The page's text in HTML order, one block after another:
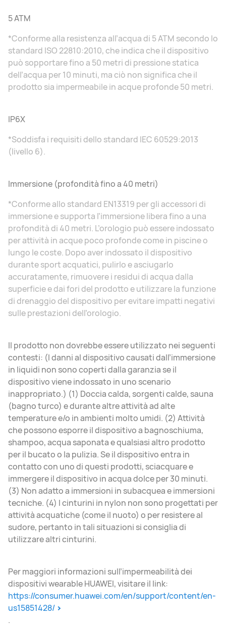
5 ATM
*Conforme alla resistenza all’acqua di 5 ATM secondo lo
standard ISO 22810:2010, che indica che il dispositivo
può sopportare fino a 50 metri di pressione statica
dell’acqua per 10 minuti, ma ciò non significa che il
prodotto sia impermeabile in acque profonde 50 metri.
IP6X
*Soddisfa i requisiti dello standard IEC 60529:2013
(livello 6).
Immersione (profondità fino a 40 metri)
*Conforme allo standard EN13319 per gli accessori di
immersione e supporta l’immersione libera fino a una
profondità di 40 metri. L’orologio può essere indossato
per attività in acque poco profonde come in piscine o
lungo le coste. Dopo aver indossato il dispositivo
durante sport acquatici, pulirlo e asciugarlo
accuratamente, rimuovere i residui di acqua dalla
superficie e dai fori del prodotto e utilizzare la funzione
di drenaggio del dispositivo per evitare impatti negativi
sulle prestazioni dell’orologio.
Il prodotto non dovrebbe essere utilizzato nei seguenti
contesti: (I danni al dispositivo causati dall’immersione
in liquidi non sono coperti dalla garanzia se il
dispositivo viene indossato in uno scenario
inappropriato.) (1) Doccia calda, sorgenti calde, sauna
(bagno turco) e durante altre attività ad alte
temperature e/o in ambienti molto umidi. (2) Attività
che possono esporre il dispositivo a bagnoschiuma,
shampoo, acqua saponata e qualsiasi altro prodotto
per il bucato o la pulizia. Se il dispositivo entra in
contatto con uno di questi prodotti, sciacquare e
immergere il dispositivo in acqua dolce per 30 minuti.
(3) Non adatto a immersioni in subacquea e immersioni
tecniche. (4) I cinturini in nylon non sono progettati per
attività acquatiche (come il nuoto) o per resistere al
sudore, pertanto in tali situazioni si consiglia di
utilizzare altri cinturini.
Per maggiori informazioni sull’impermeabilità dei
dispositivi wearable HUAWEI, visitare il link:
https://consumer.huawei.com/en/support/content/en-
us15851428/
.